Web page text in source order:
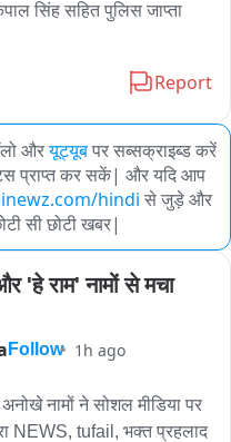
सिंह सहित पुलिस जाप्ता
Report
औरयूट्यूबपर सब्सक्राइब्ड करें
प्राप्त कर सकें| और यदि आप
hindi से जुड़े और
सी छोटी खबर|
'हे राम' नामों से मचा
Follow 1h ago
अनोखे नामों ने सोशल मीडिया पर
NEWS, tufail, भक्त प्रहलाद